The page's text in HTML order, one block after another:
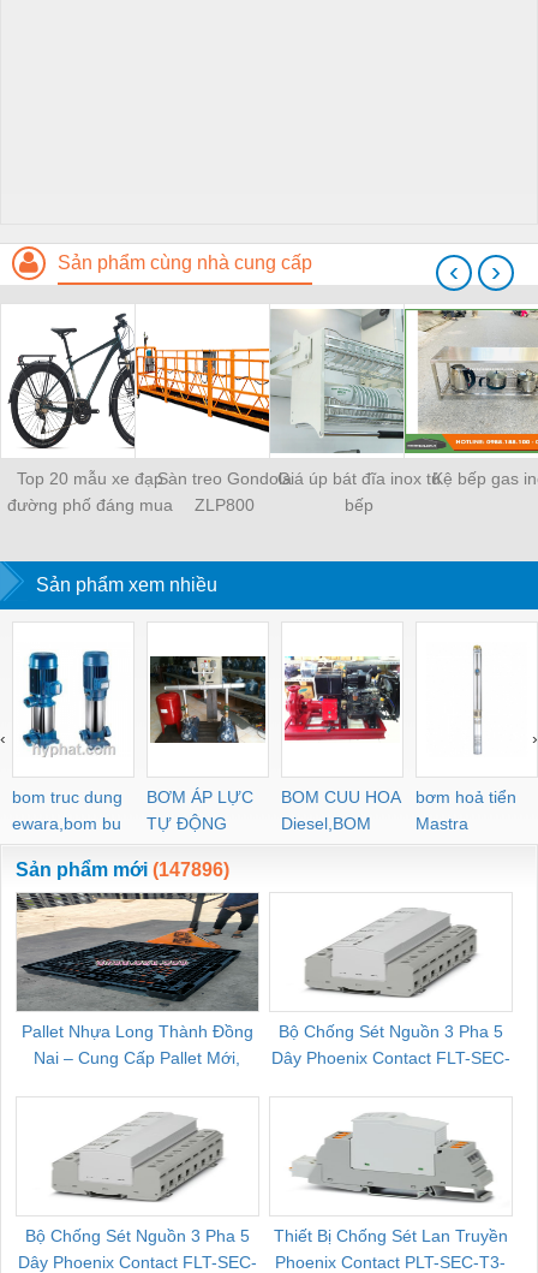
Sản phẩm cùng nhà cung cấp
Top 20 mẫu xe đạp
đường phố đáng mua
Sàn treo Gondola
ZLP800
Giá úp bát đĩa inox tủ
bếp
Kệ bếp gas
‹ ›
Sản phẩm xem nhiều
bom truc dung
ewara,bom bu
ewara
BƠM ÁP LỰC
TỰ ĐỘNG
BOM CUU HOA
Diesel,BOM
CHUA CHAY
bơm hoả tiển
Mastra
‹ ›
Sản phẩm mới (147896)
Pallet Nhựa Long Thành Đồng
Nai – Cung Cấp Pallet Mới,
Bộ Chống Sét Nguồn 3 Pha 5
Dây Phoenix Contact FLT-SEC-
Bộ Chống Sét Nguồn 3 Pha 5
Dây Phoenix Contact FLT-SEC-
Thiết Bị Chống Sét Lan Truyền
Phoenix Contact PLT-SEC-T3-